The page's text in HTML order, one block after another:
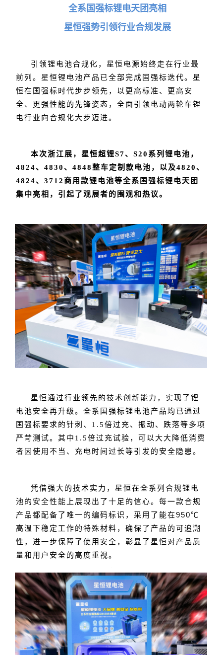
全系国强标锂电天团亮相
星恒强势引领行业合规发展
引领锂电池合规化，星恒电源始终走在行业最
前列。星恒锂电池产品已全部完成国强标迭代。星
恒在国强标时代步步领先，以更高标准、更高安
全、更强性能的先锋姿态，全面引领电动两轮车锂
电行业向合规化大步迈进。
本次浙江展，星恒超锂S7、S20系列锂电池，
4824、4830、4848整车定制款电池，以及4820、
4824、3712商用款锂电池等全系国强标锂电天团
集中亮相，引起了观展者的围观和热议。
星恒通过行业领先的技术创新能力，实现了锂
电池安全再升级。全系国强标锂电池产品均已通过
国强标要求的针刺、1.5倍过充、振动、跌落等多项
严苛测试。其中1.5倍过充试验，可以大大降低消费
者因使用不当、充电时间过长等引发的安全隐患。
凭借强大的技术实力，星恒在全系列合规锂电
池的安全性能上展现出了十足的信心。每一款合规
产品都配备了唯一的编码标识，采用了能在950℃
高温下稳定工作的特殊材料，确保了产品的可追溯
性，进一步保障了使用安全，彰显了星恒对产品质
量和用户安全的高度重视。